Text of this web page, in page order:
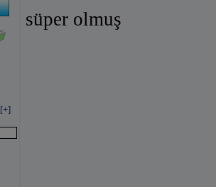
[+]
süper olmuş